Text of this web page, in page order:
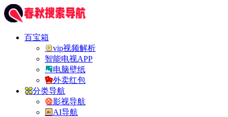
百宝箱
vip视频解析
智能电视APP
电脑壁纸
外卖红包
分类导航
影视导航
AI导航